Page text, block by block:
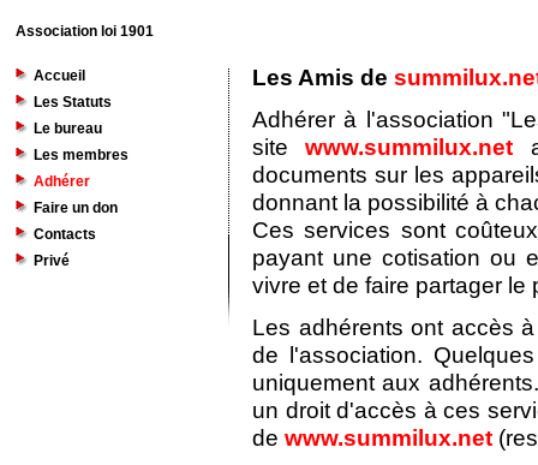
Association loi 1901
Accueil
Les Statuts
Le bureau
Les membres
Adhérer
Faire un don
Contacts
Privé
Les Amis de
Adhérer à l'association
sitewww.summilux.net
documents sur les
donnant la possibilité à
Ces services sont
payant une cotisation ou
vivre et de faire partager le
Les adhérents ont accès
de l'association.
uniquement aux
un droit d'accès à ces
de www.summilux.net